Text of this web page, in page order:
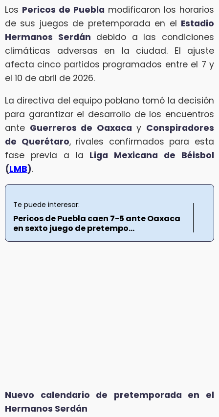
Los Pericos de Puebla modificaron los horarios
de sus juegos de pretemporada en el Estadio
Hermanos Serdán debido a las condiciones
climáticas adversas en la ciudad. El ajuste
afecta cinco partidos programados entre el 7 y
el 10 de abril de 2026.
La directiva del equipo poblano tomó la decisión
para garantizar el desarrollo de los encuentros
ante Guerreros de Oaxaca y Conspiradores
de Querétaro, rivales confirmados para esta
fase previa a la Liga Mexicana de Béisbol
(LMB).
Te puede interesar:
Pericos de Puebla caen 7-5 ante Oaxaca
en sexto juego de pretempo...
Nuevo calendario de pretemporada en el
Hermanos Serdán